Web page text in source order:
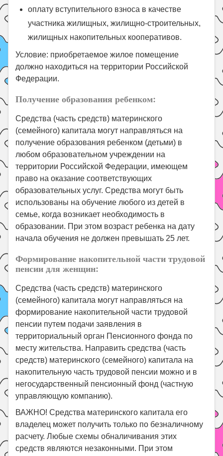
оплату вступительного взноса в качестве
участника жилищных, жилищно-строительных,
жилищных накопительных кооперативов.
Условие: приобретаемое жилое помещение
должно находиться на территории Российской
Федерации.
Получение образования ребенком:
Средства (часть средств) материнского
(семейного) капитала могут направляться на
получение образования ребенком (детьми) в
любом образовательном учреждении на
территории Российской Федерации, имеющем
право на оказание соответствующих
образовательных услуг. Средства могут быть
использованы на обучение любого из детей в
семье, когда возникает необходимость в
образовании. При этом возраст ребенка на дату
начала обучения не должен превышать 25 лет.
Формирование накопительной части трудовой
пенсии для женщин:
Средства (часть средств) материнского
(семейного) капитала могут направляться на
формирование накопительной части трудовой
пенсии путем подачи заявления в
территориальный орган Пенсионного фонда по
месту жительства. Направить средства (часть
средств) материнского (семейного) капитала на
накопительную часть трудовой пенсии можно и в
негосударственный пенсионный фонд (частную
управляющую компанию).
ВАЖНО! Средства материнского капитала его
владелец может получить только по безналичному
расчету. Любые схемы обналичивания этих
средств являются незаконными. При этом